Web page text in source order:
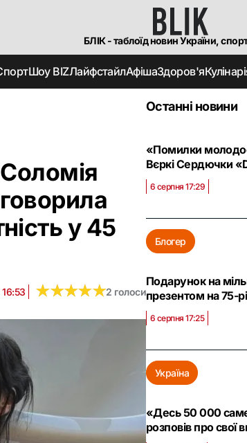
БЛІК - таблоїд новин України, спорт
Шоу BIZЛайфстайлАфішаЗдоров'я
у 45
★★★★★
★★★★★2 голоси
Останні новини
«Помилки
Вєркі Сердючки
6 серпня 17:29
Блогер
Подарунок на
презентом на 75-
6 серпня 17:25
Україна
«Десь 50 000
розповів про свої